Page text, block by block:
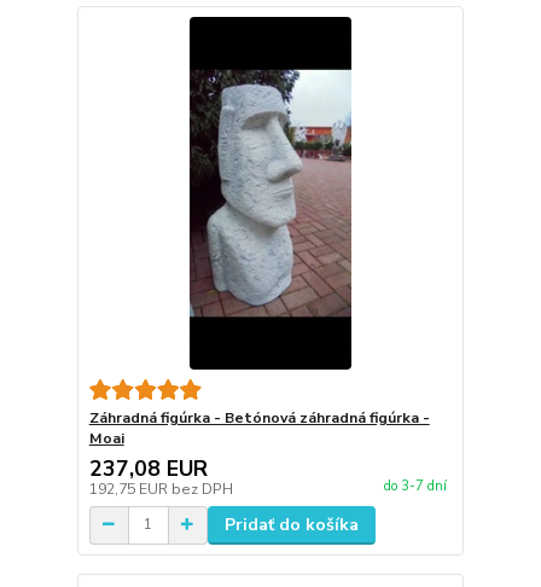
Záhradná figúrka - Betónová záhradná figúrka -
Moai
237,08 EUR
192,75 EUR bez DPH do 3-7 dní
Pridať do košíka